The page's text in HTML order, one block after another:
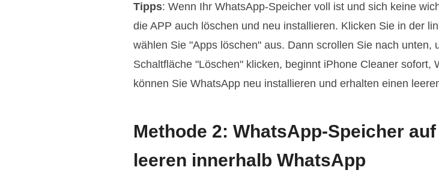
Tipps: Wenn Ihr WhatsApp-Speicher voll ist und sich keine
die APP auch löschen und neu installieren. Klicken Sie in der
wählen Sie "Apps löschen" aus. Dann scrollen Sie nach unten,
Schaltfläche "Löschen" klicken, beginnt iPhone Cleaner sofort,
können Sie WhatsApp neu installieren und erhalten einen
Methode 2: WhatsApp-Speicher
leeren innerhalb WhatsApp